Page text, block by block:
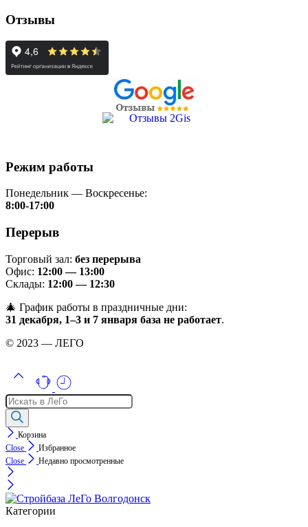
Отзывы
Режим работы
Понедельник — Воскресенье:
8:00-17:00
Перерыв
Торговый зал: без перерыва
Офис: 12:00 — 13:00
Склады: 12:00 — 12:30
🎄 График работы в праздничные дни:
31 декабря, 1–3 и 7 января база не работает.
© 2023 — ЛЕГО
Поиск
товаров
Корзина
Close
Избранное
Close
Недавно просмотренные
Категории